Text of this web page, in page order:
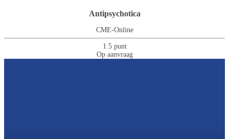
Antipsychotica
CME-Online
1.5 punt
Op aanvraag